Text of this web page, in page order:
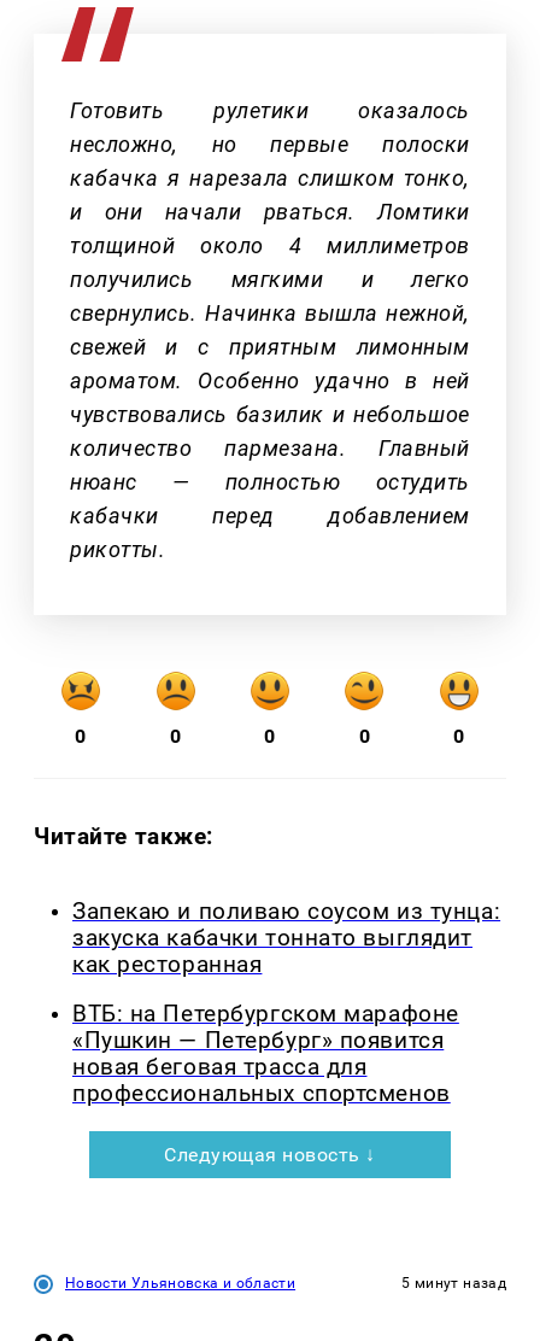
Готовить рулетики оказалось
несложно, но первые полоски
кабачка я нарезала слишком тонко,
и они начали рваться. Ломтики
толщиной около 4 миллиметров
получились мягкими и легко
свернулись. Начинка вышла нежной,
свежей и с приятным лимонным
ароматом. Особенно удачно в ней
чувствовались базилик и небольшое
количество пармезана. Главный
нюанс — полностью остудить
кабачки перед добавлением
рикотты.
0 0 0 0 0
Читайте также:
Запекаю и поливаю соусом из тунца:
закуска кабачки тоннато выглядит
как ресторанная
ВТБ: на Петербургском марафоне
«Пушкин — Петербург» появится
новая беговая трасса для
профессиональных спортсменов
Следующая новость ↓
Новости Ульяновска и области 5 минут назад